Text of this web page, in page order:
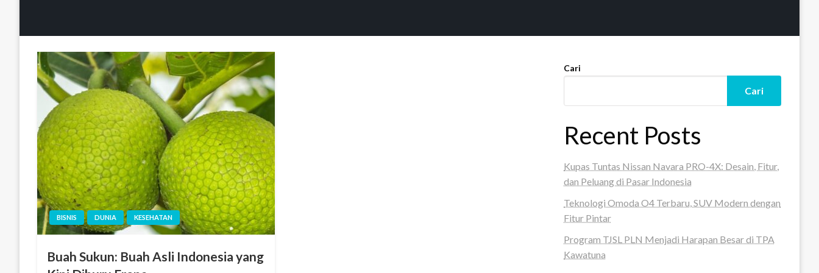
BISNIS DUNIA KESEHATAN
Buah Sukun: Buah Asli Indonesia yang
Cari
Cari
Recent Posts
Kupas Tuntas Nissan Navara PRO-4X: Desain, Fitur,
dan Peluang di Pasar Indonesia
Teknologi Omoda O4 Terbaru, SUV Modern dengan
Fitur Pintar
Program TJSL PLN Menjadi Harapan Besar di TPA
Kawatuna